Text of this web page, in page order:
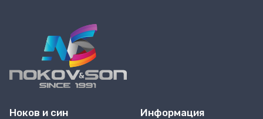
Ноков и син Информация